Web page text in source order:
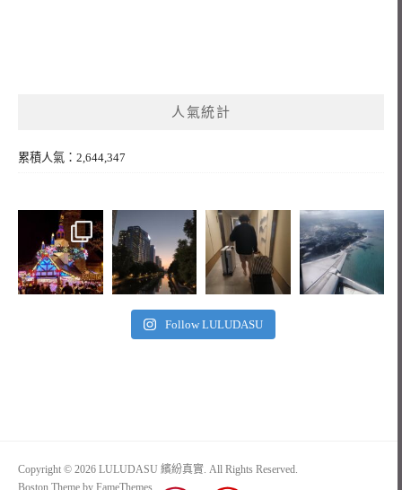
人氣統計
累積人氣：2,644,347
Follow LULUDASU
Copyright © 2026 LULUDASU 繽紛真實. All Rights Reserved.
Boston Theme by FameThemes